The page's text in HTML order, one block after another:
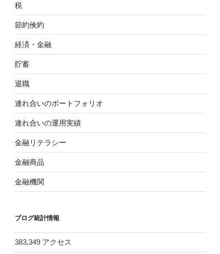
税
節約倹約
経済・金融
貯蓄
退職
連れ合いのポートフォリオ
連れ合いの運用実績
金融リテラシー
金融商品
金融機関
ブログ統計情報
383,349 アクセス